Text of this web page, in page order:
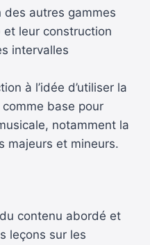
des autres gammes
et leur construction
intervalles
à l’idée d’utiliser la
base pour
notamment la
majeurs et mineurs.
contenu abordé et
leçons sur les